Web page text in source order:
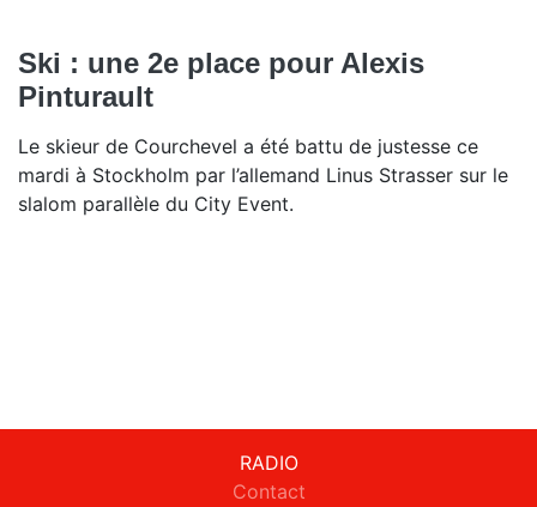
Ski : une 2e place pour Alexis
Pinturault
Le skieur de Courchevel a été battu de justesse ce
mardi à Stockholm par l’allemand Linus Strasser sur le
slalom parallèle du City Event.
RADIO
Contact